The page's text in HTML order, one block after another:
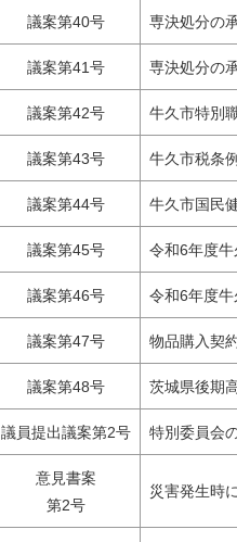
議案第40号 専決処分の
議案第41号 専決処分の
議案第42号 牛久市特別
議案第43号 牛久市税条
議案第44号 牛久市国民
議案第45号 令和6年度牛
議案第46号 令和6年度牛
議案第47号 物品購入契
議案第48号 茨城県後期
議員提出議案第2号 特別委員会
意見書案
第2号
災害発生時